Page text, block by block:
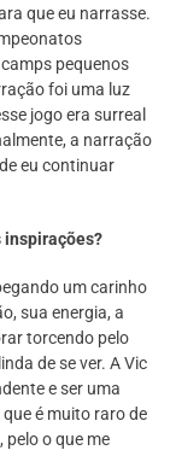
que eu narrasse.
pequenos
foi uma luz
jogo era surreal
a narração
eu continuar
inspirações?
um carinho
sua energia, a
torcendo pelo
de se ver. A Vic
e ser uma
é muito raro de
pelo o que me